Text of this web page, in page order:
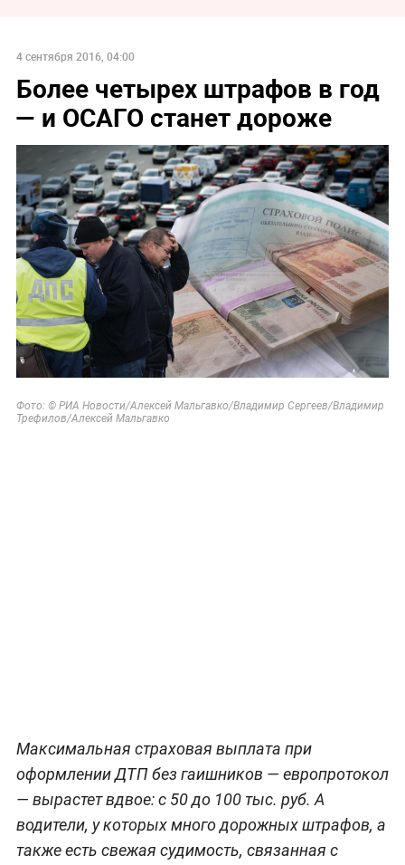
4 сентября 2016, 04:00
Более четырех штрафов в год
— и ОСАГО станет дороже
Фото: © РИА Новости/Алексей Мальгавко/Владимир Сергеев/Владимир
Трефилов/Алексей Мальгавко
Максимальная страховая выплата при
оформлении ДТП без гаишников — европротокол
— вырастет вдвое: с 50 до 100 тыс. руб. А
водители, у которых много дорожных штрафов, а
также есть свежая судимость, связанная с